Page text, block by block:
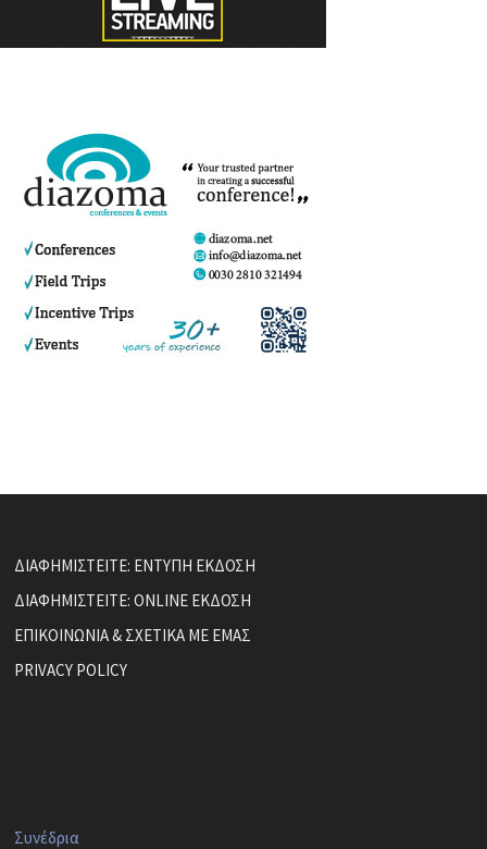
ΔΙΑΦΗΜΙΣΤΕΙΤΕ: ΕΝΤΥΠΗ ΕΚΔΟΣΗ
ΔΙΑΦΗΜΙΣΤΕΙΤΕ: ONLINE ΕΚΔΟΣΗ
ΕΠΙΚΟΙΝΩΝΙΑ & ΣΧΕΤΙΚΑ ΜΕ ΕΜΑΣ
PRIVACY POLICY
Συνέδρια